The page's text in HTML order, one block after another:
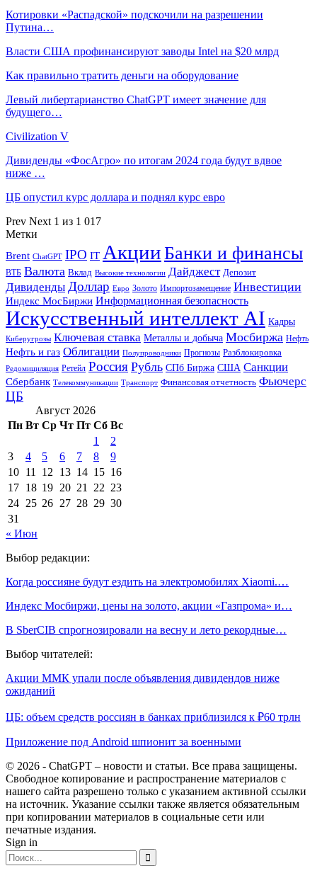
Котировки «Распадской» подскочили на разрешении
Путина…
Власти США профинансируют заводы Intel на $20 млрд
Как правильно тратить деньги на оборудование
Левый либертарианство ChatGPT имеет значение для
будущего…
Civilization V
Дивиденды «ФосАгро» по итогам 2024 года будут вдвое
ниже …
ЦБ опустил курс доллара и поднял курс евро
Prev Next 1 из 1 017
Метки
Brent ChatGPT IPO IT АкцииБанки и финансы
ВТБ Валюта Вклад Высокие технологии Дайджест Депозит
Дивиденды Доллар Евро Золото Импортозамещение Инвестиции
Индекс МосБиржи Информационная безопасность
Искусственный интеллект AI Кадры
Киберугрозы Ключевая ставка Металлы и добыча Мосбиржа Нефть
Нефть и газ Облигации Полупроводники Прогнозы Разблокировка
Редомициляция Ретейл Россия Рубль СПб Биржа США Санкции
Сбербанк Телекоммуникации Транспорт Финансовая отчетность Фьючерс
ЦБ
Август 2026
Пн Вт Ср Чт Пт Сб Вс
1
2
3
4 5 6 7 8
9
10 11 12 13 14 15 16
17 18 19 20 21 22 23
24 25 26 27 28 29 30
31
« Июн
Выбор редакции:
Когда россияне будут ездить на электромобилях Xiaomi.…
Индекс Мосбиржи, цены на золото, акции «Газпрома» и…
В SberCIB спрогнозировали на весну и лето рекордные…
Выбор читателей:
Акции ММК упали после объявления дивидендов ниже
ожиданий
ЦБ: объем средств россиян в банках приблизился к ₽60 трлн
Приложение под Android шпионит за военными
© 2026 - ChatGPT – новости и статьи. Все права защищены.
Свободное копирование и распространение материалов с
нашего сайта разрешено только с указанием активной ссылки
на источник. Указание ссылки также является обязательным
при копировании материалов в социальные сети или
печатные издания.
Sign in